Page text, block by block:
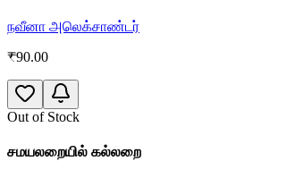
நவீனா அலெக்சாண்டர்
₹90.00
Out of Stock
சமயலறையில் கல்லறை